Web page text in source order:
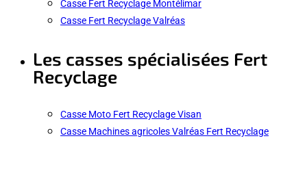
Casse Fert Recyclage Montélimar
Casse Fert Recyclage Valréas
Les casses spécialisées Fert
Recyclage
Casse Moto Fert Recyclage Visan
Casse Machines agricoles Valréas Fert Recyclage